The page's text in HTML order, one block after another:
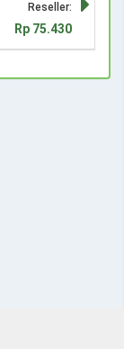
Reseller:
Rp 75.430